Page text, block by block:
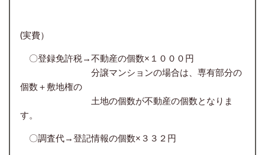
(実費）
〇登録免許税→不動産の個数×１０００円
分譲マンションの場合は、専有部分の
個数＋敷地権の
土地の個数が不動産の個数となりま
す。
〇調査代→登記情報の個数×３３２円